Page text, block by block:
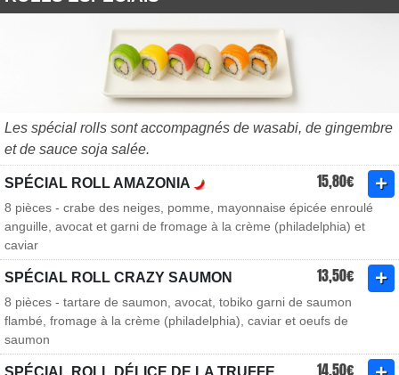
Les spécial rolls sont accompagnés de wasabi, de gingembre
et de sauce soja salée.
SPÉCIAL ROLL AMAZONIA 15,80€
8 pièces - crabe des neiges, pomme, mayonnaise épicée enroulé
anguille, avocat et garni de fromage à la crème (philadelphia) et
caviar
SPÉCIAL ROLL CRAZY SAUMON 13,50€
8 pièces - tartare de saumon, avocat, tobiko garni de saumon
flambé, fromage à la crème (philadelphia), caviar et oeufs de
saumon
SPÉCIAL ROLL DÉLICE DE LA TRUFFE 14,50€